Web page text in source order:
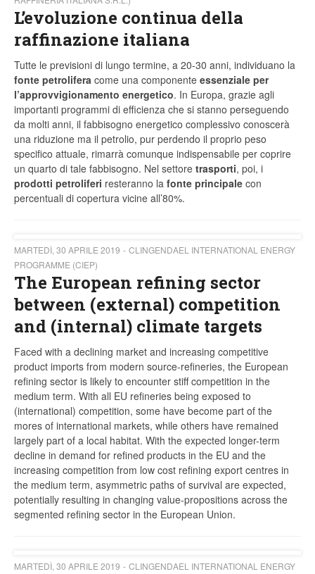
L’evoluzione continua della
raffinazione italiana
Tutte le previsioni di lungo termine, a 20-30 anni, individuano la
fonte petrolifera come una componente essenziale per
l’approvvigionamento energetico. In Europa, grazie agli
importanti programmi di efficienza che si stanno perseguendo
da molti anni, il fabbisogno energetico complessivo conoscerà
una riduzione ma il petrolio, pur perdendo il proprio peso
specifico attuale, rimarrà comunque indispensabile per coprire
un quarto di tale fabbisogno. Nel settore trasporti, poi, i
prodotti petroliferi resteranno la fonte principale con
percentuali di copertura vicine all’80%.
MARTEDÌ, 30 APRILE 2019
CLINGENDAEL INTERNATIONAL ENERGY
PROGRAMME (CIEP)
The European refining sector
between (external) competition
and (internal) climate targets
Faced with a declining market and increasing competitive
product imports from modern source-refineries, the European
refining sector is likely to encounter stiff competition in the
medium term. With all EU refineries being exposed to
(international) competition, some have become part of the
mores of international markets, while others have remained
largely part of a local habitat. With the expected longer-term
decline in demand for refined products in the EU and the
increasing competition from low cost refining export centres in
the medium term, asymmetric paths of survival are expected,
potentially resulting in changing value-propositions across the
segmented refining sector in the European Union.
MARTEDÌ, 30 APRILE 2019
CLINGENDAEL INTERNATIONAL ENERGY